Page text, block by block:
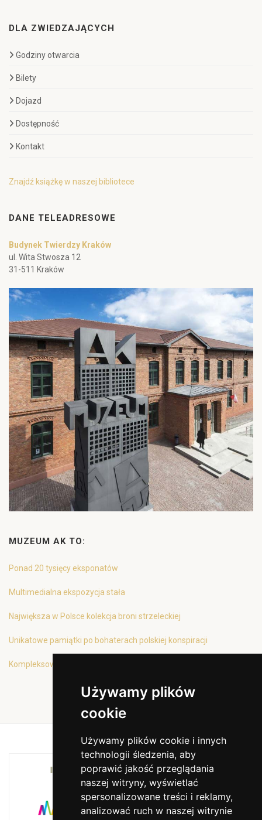
Używamy plików
cookie
Używamy plików cookie i innych
technologii śledzenia, aby
poprawić jakość przeglądania
naszej witryny, wyświetlać
spersonalizowane treści i reklamy,
analizować ruch w naszej witrynie
DLA ZWIEDZAJĄCYCH
Godziny otwarcia
Bilety
Dojazd
Dostępność
Kontakt
Znajdź książkę w naszej bibliotece
DANE TELEADRESOWE
Budynek Twierdzy Kraków
ul. Wita Stwosza 12
31-511 Kraków
MUZEUM AK TO:
Ponad 20 tysięcy eksponatów
Multimedialna ekspozycja stała
Największa w Polsce kolekcja broni strzeleckiej
Unikatowe pamiątki po bohaterach polskiej konspiracji
Kompleksowa oferta edukacyjna
INSTYTUCJA KULTURY MIASTA KRAKOWA I
WOJEWÓDZTWA MAŁOPOLSKIEGO